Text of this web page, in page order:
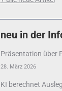
neu in der
Präsentation über
28. März 2026
KI berechnet